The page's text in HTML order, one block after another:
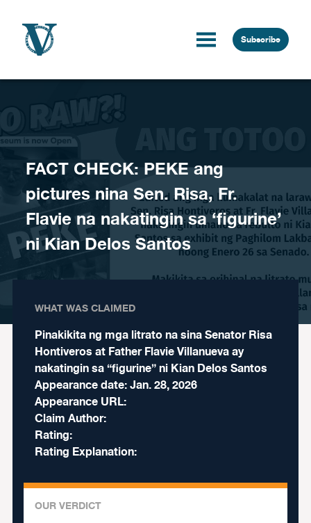
Subscribe
FACT CHECK: PEKE ang
pictures nina Sen. Risa, Fr.
Flavie na nakatingin sa ‘figurine’
ni Kian Delos Santos
WHAT WAS CLAIMED
Pinakikita ng mga litrato na sina Senator Risa
Hontiveros at Father Flavie Villanueva ay
nakatingin sa “figurine” ni Kian Delos Santos
Appearance date: Jan. 28, 2026
Appearance URL:
Claim Author:
Rating:
Rating Explanation:
OUR VERDICT